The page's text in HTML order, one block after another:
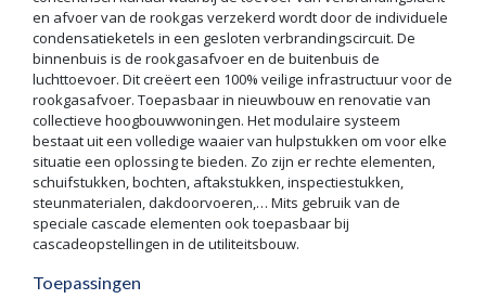
en afvoer van de rookgas verzekerd wordt door de individuele
condensatieketels in een gesloten verbrandingscircuit. De
binnenbuis is de rookgasafvoer en de buitenbuis de
luchttoevoer. Dit creëert een 100% veilige infrastructuur voor de
rookgasafvoer. Toepasbaar in nieuwbouw en renovatie van
collectieve hoogbouwwoningen. Het modulaire systeem
bestaat uit een volledige waaier van hulpstukken om voor elke
situatie een oplossing te bieden. Zo zijn er rechte elementen,
schuifstukken, bochten, aftakstukken, inspectiestukken,
steunmaterialen, dakdoorvoeren,… Mits gebruik van de
speciale cascade elementen ook toepasbaar bij
cascadeopstellingen in de utiliteitsbouw.
Toepassingen